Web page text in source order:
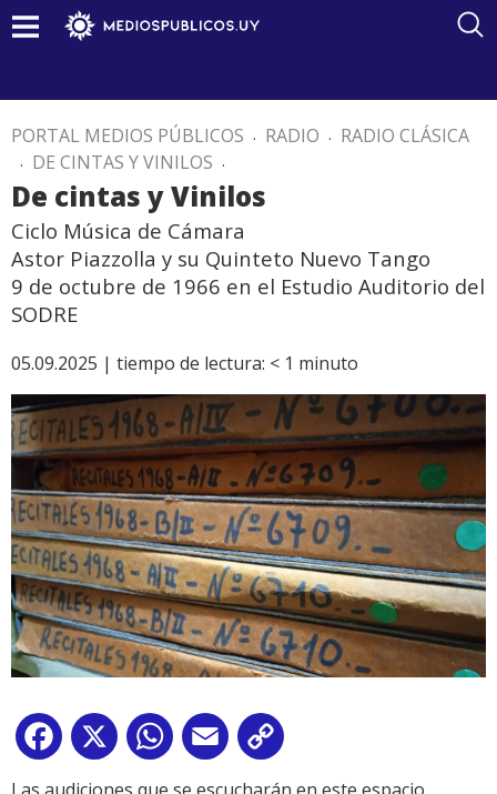
PORTAL MEDIOS PÚBLICOS . RADIO . RADIO CLÁSICA
. DE CINTAS Y VINILOS .
De cintas y Vinilos
Ciclo Música de Cámara
Astor Piazzolla y su Quinteto Nuevo Tango
9 de octubre de 1966 en el Estudio Auditorio del
SODRE
05.09.2025 | tiempo de lectura: < 1 minuto
Facebook
X WhatsApp
Email
Link